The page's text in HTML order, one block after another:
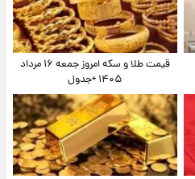
قیمت طلا و سکه امروز جمعه ۱۶ مرداد
۱۴۰۵ +جدول